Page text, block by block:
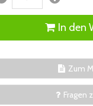
In den
Zum
Fragen